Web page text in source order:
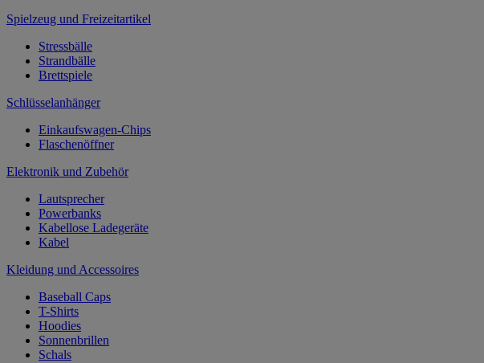
Spielzeug und Freizeitartikel
Stressbälle
Strandbälle
Brettspiele
Schlüsselanhänger
Einkaufswagen-Chips
Flaschenöffner
Elektronik und Zubehör
Lautsprecher
Powerbanks
Kabellose Ladegeräte
Kabel
Kleidung und Accessoires
Baseball Caps
T-Shirts
Hoodies
Sonnenbrillen
Schals